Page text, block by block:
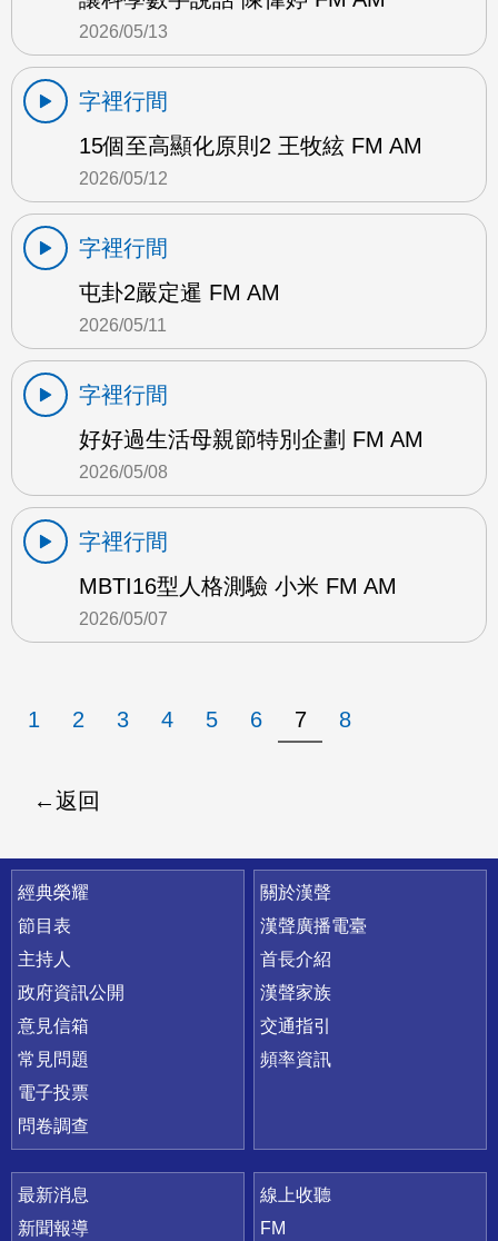
2026/05/13
字裡行間
15個至高顯化原則2 王牧絃 FM AM
2026/05/12
字裡行間
屯卦2嚴定暹 FM AM
2026/05/11
字裡行間
好好過生活母親節特別企劃 FM AM
2026/05/08
字裡行間
MBTI16型人格測驗 小米 FM AM
2026/05/07
1 2 3 4 5 6 7 8
返回
快速連結
經典榮耀
節目表
主持人
政府資訊公開
意見信箱
常見問題
電子投票
問卷調查
關於漢聲
漢聲廣播電臺
首長介紹
漢聲家族
交通指引
頻率資訊
最新消息
新聞報導
線上收聽
FM